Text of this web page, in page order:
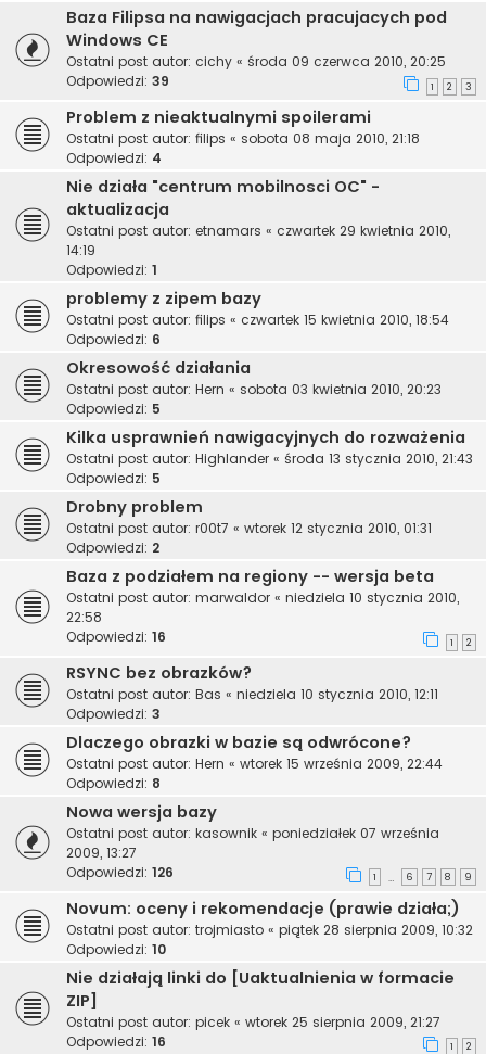
Baza Filipsa na nawigacjach pracujacych pod
Windows CE
Ostatni post autor: cichy « środa 09 czerwca 2010, 20:25
Odpowiedzi: 39 1 2 3
Problem z nieaktualnymi spoilerami
Ostatni post autor: filips « sobota 08 maja 2010, 21:18
Odpowiedzi: 4
Nie działa "centrum mobilnosci OC" -
aktualizacja
Ostatni post autor: etnamars « czwartek 29 kwietnia 2010,
14:19
Odpowiedzi: 1
problemy z zipem bazy
Ostatni post autor: filips « czwartek 15 kwietnia 2010, 18:54
Odpowiedzi: 6
Okresowość działania
Ostatni post autor: Hern « sobota 03 kwietnia 2010, 20:23
Odpowiedzi: 5
Kilka usprawnień nawigacyjnych do rozważenia
Ostatni post autor: Highlander « środa 13 stycznia 2010, 21:43
Odpowiedzi: 5
Drobny problem
Ostatni post autor: r00t7 « wtorek 12 stycznia 2010, 01:31
Odpowiedzi: 2
Baza z podziałem na regiony -- wersja beta
Ostatni post autor: marwaldor « niedziela 10 stycznia 2010,
22:58
Odpowiedzi: 16 1 2
RSYNC bez obrazków?
Ostatni post autor: Bas « niedziela 10 stycznia 2010, 12:11
Odpowiedzi: 3
Dlaczego obrazki w bazie są odwrócone?
Ostatni post autor: Hern « wtorek 15 września 2009, 22:44
Odpowiedzi: 8
Nowa wersja bazy
Ostatni post autor: kasownik « poniedziałek 07 września
2009, 13:27
Odpowiedzi: 126 1 … 6 7 8 9
Novum: oceny i rekomendacje (prawie działa;)
Ostatni post autor: trojmiasto « piątek 28 sierpnia 2009, 10:32
Odpowiedzi: 10
Nie działają linki do [Uaktualnienia w formacie
ZIP]
Ostatni post autor: picek « wtorek 25 sierpnia 2009, 21:27
Odpowiedzi: 16 1 2